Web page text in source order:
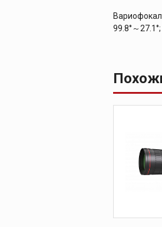
99.8°～